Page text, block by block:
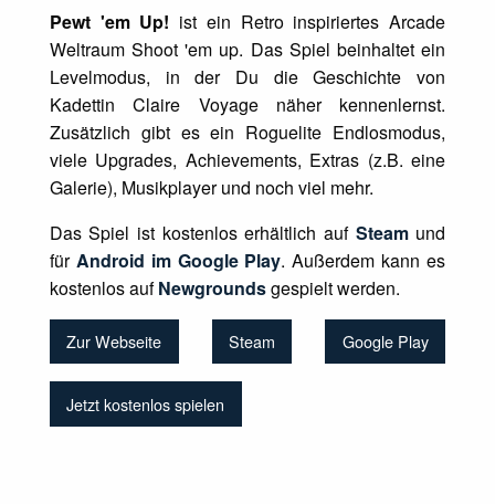
Pewt 'em Up! ist ein Retro inspiriertes Arcade
Weltraum Shoot 'em up. Das Spiel beinhaltet ein
Levelmodus, in der Du die Geschichte von
Kadettin Claire Voyage näher kennenlernst.
Zusätzlich gibt es ein Roguelite Endlosmodus,
viele Upgrades, Achievements, Extras (z.B. eine
Galerie), Musikplayer und noch viel mehr.
Das Spiel ist kostenlos erhältlich auf Steamund
für Android im Google Play. Außerdem kann es
kostenlos aufNewgroundsgespielt werden.
Zur Webseite Steam Google Play
Jetzt kostenlos spielen